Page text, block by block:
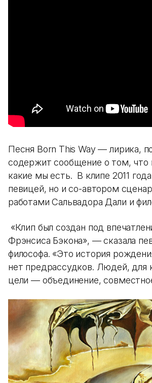
Песня Born This Way — лирика,
содержит сообщение о том, что
какие мы есть. В клипе 2011
певицей, но и со-автором
работами Сальвадора Дали и
«Клип был создан под
Фрэнсиса Бэкона», — сказала
философа. «Это история
нет предрассудков. Людей, для
цели — объединение,